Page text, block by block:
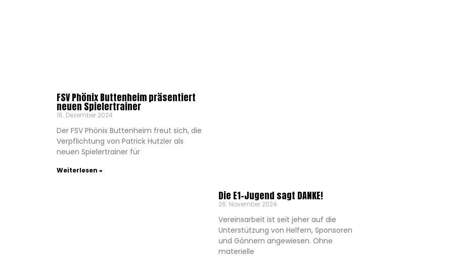
FSV Phönix Buttenheim präsentiert
neuen Spielertrainer
16. Dezember 2024
Der FSV Phönix Buttenheim freut sich, die
Verpflichtung von Patrick Hutzler als
neuen Spielertrainer für
Weiterlesen »
Die E1-Jugend sagt DANKE!
26. November 2024
Vereinsarbeit ist seit jeher auf die
Unterstützung von Helfern, Sponsoren
und Gönnern angewiesen. Ohne
materielle